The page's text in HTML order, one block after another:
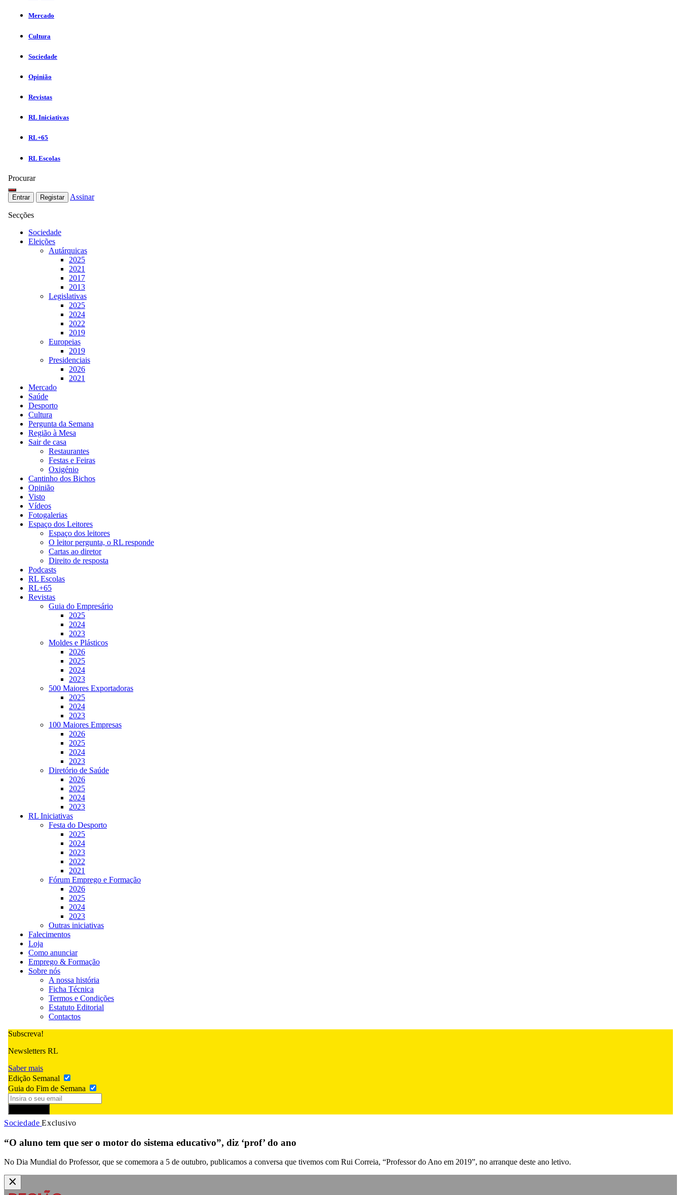
Mercado
Cultura
Sociedade
Opinião
Revistas
RL Iniciativas
RL+65
RL Escolas
Procurar
Entrar Registar Assinar
Secções
Sociedade
Eleições
Autárquicas
2025
2021
2017
2013
Legislativas
2025
2024
2022
2019
Europeias
2019
Presidenciais
2026
2021
Mercado
Saúde
Desporto
Cultura
Pergunta da Semana
Região à Mesa
Sair de casa
Restaurantes
Festas e Feiras
Oxigénio
Cantinho dos Bichos
Opinião
Visto
Vídeos
Fotogalerias
Espaço dos Leitores
Espaço dos leitores
O leitor pergunta, o RL responde
Cartas ao diretor
Direito de resposta
Podcasts
RL Escolas
RL+65
Revistas
Guia do Empresário
2025
2024
2023
Moldes e Plásticos
2026
2025
2024
2023
500 Maiores Exportadoras
2025
2024
2023
100 Maiores Empresas
2026
2025
2024
2023
Diretório de Saúde
2026
2025
2024
2023
RL Iniciativas
Festa do Desporto
2025
2024
2023
2022
2021
Fórum Emprego e Formação
2026
2025
2024
2023
Outras iniciativas
Falecimentos
Loja
Como anunciar
Emprego & Formação
Sobre nós
A nossa história
Ficha Técnica
Termos e Condições
Estatuto Editorial
Contactos
Subscreva!
Newsletters RL
Saber mais
Edição Semanal
Guia do Fim de Semana
Sociedade Exclusivo
“O aluno tem que ser o motor do sistema educativo”, diz ‘prof’ do ano
No Dia Mundial do Professor, que se comemora a 5 de outubro, publicamos a conversa que tivemos com Rui Correia, “Professor do Ano em 2019”, no arranque deste ano letivo.